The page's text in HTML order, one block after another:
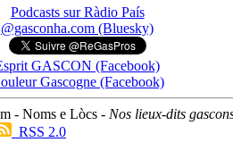
Podcasts sur Ràdio País
@gasconha.com (Bluesky)
GASCON (Facebook)
Gascogne (Facebook)
- Noms e Lòcs - Nos lieux-dits
RSS 2.0